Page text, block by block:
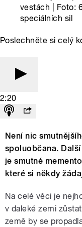
vestách | Foto:
speciálních sil
Poslechněte si celý
2:20
Není nic
spoluobčana.
je smutné
které si někdy
Na celé věci je
v daleké zemi
země by se